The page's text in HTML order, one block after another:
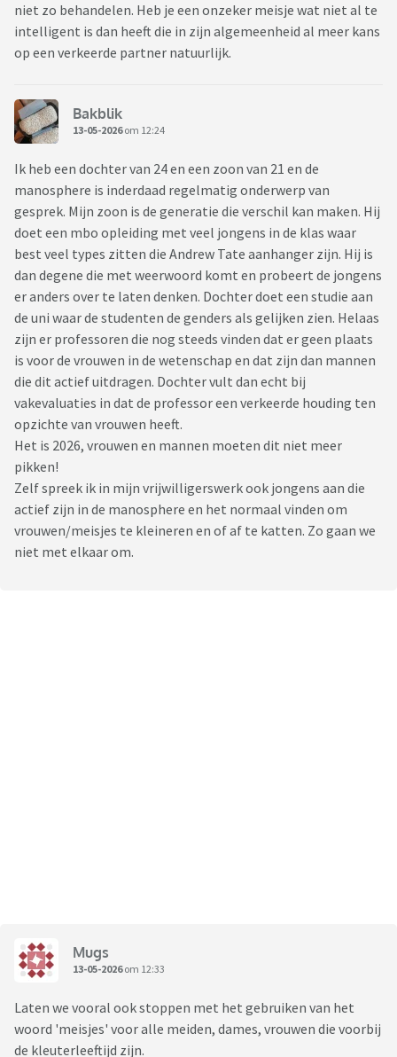
niet zo behandelen. Heb je een onzeker meisje wat niet al te
intelligent is dan heeft die in zijn algemeenheid al meer kans
op een verkeerde partner natuurlijk.
Bakblik
13-05-2026om 12:24
Ik heb een dochter van 24 en een zoon van 21 en de
manosphere is inderdaad regelmatig onderwerp van
gesprek. Mijn zoon is de generatie die verschil kan maken. Hij
doet een mbo opleiding met veel jongens in de klas waar
best veel types zitten die Andrew Tate aanhanger zijn. Hij is
dan degene die met weerwoord komt en probeert de jongens
er anders over te laten denken. Dochter doet een studie aan
de uni waar de studenten de genders als gelijken zien. Helaas
zijn er professoren die nog steeds vinden dat er geen plaats
is voor de vrouwen in de wetenschap en dat zijn dan mannen
die dit actief uitdragen. Dochter vult dan echt bij
vakevaluaties in dat de professor een verkeerde houding ten
opzichte van vrouwen heeft.
Het is 2026, vrouwen en mannen moeten dit niet meer
pikken!
Zelf spreek ik in mijn vrijwilligerswerk ook jongens aan die
actief zijn in de manosphere en het normaal vinden om
vrouwen/meisjes te kleineren en of af te katten. Zo gaan we
niet met elkaar om.
Mugs
13-05-2026om 12:33
Laten we vooral ook stoppen met het gebruiken van het
woord 'meisjes' voor alle meiden, dames, vrouwen die voorbij
de kleuterleeftijd zijn.